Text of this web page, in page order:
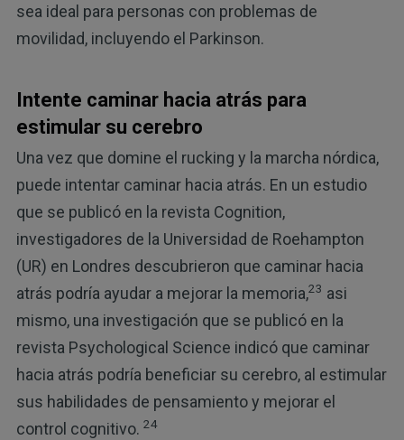
sea ideal para personas con problemas de
movilidad, incluyendo el Parkinson.
Intente caminar hacia atrás para
estimular su cerebro
Una vez que domine el rucking y la marcha nórdica,
puede intentar caminar hacia atrás. En un estudio
que se publicó en la revista Cognition,
investigadores de la Universidad de Roehampton
(UR) en Londres descubrieron que caminar hacia
atrás podría ayudar a mejorar la memoria,23 asi
mismo, una investigación que se publicó en la
revista Psychological Science indicó que caminar
hacia atrás podría beneficiar su cerebro, al estimular
sus habilidades de pensamiento y mejorar el
control cognitivo. 24